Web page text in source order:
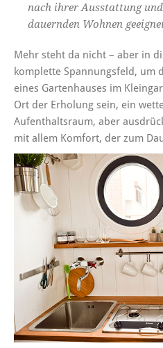
nach ihrer Ausstattung
dauernden Wohnen
Mehr steht da nicht – aber in
komplette Spannungsfeld, um
eines Gartenhauses im
Ort der Erholung sein, ein
Aufenthaltsraum, aber
mit allem Komfort, der zum